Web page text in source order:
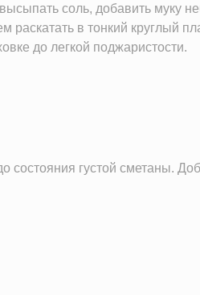
соль, добавить муку
раскатать в тонкий круглый
до легкой поджаристости.
состояния густой сметаны.